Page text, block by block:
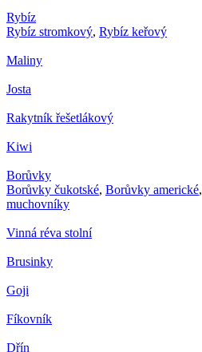
Rybíz
Rybíz stromkový, Rybíz keřový
Maliny
Josta
Rakytník řešetlákový
Kiwi
Borůvky
Borůvky čukotské, Borůvky americké,
muchovníky
Vinná réva stolní
Brusinky
Goji
Fíkovník
Dřín